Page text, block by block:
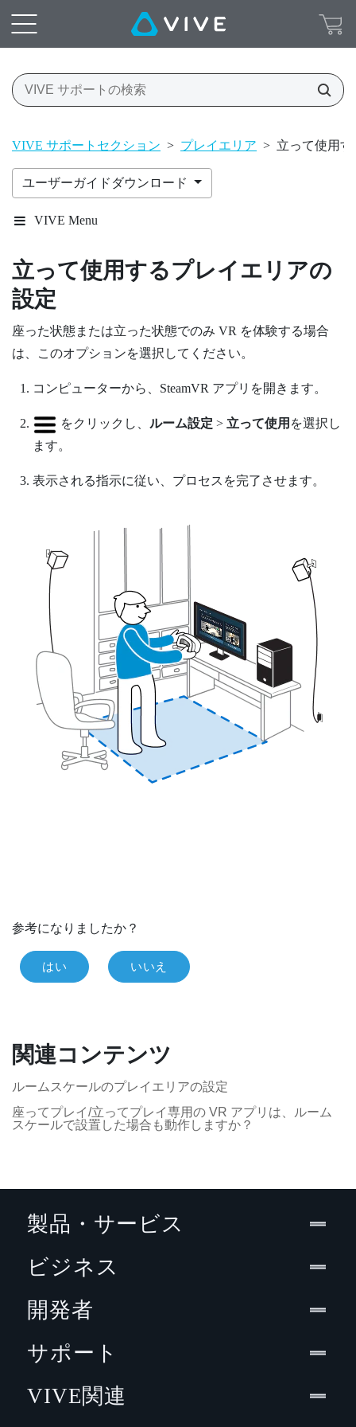
VIVE サポートセクション > プレイエリア > 立って使用
ユーザーガイドダウンロード
VIVE Menu
立って使用するプレイエリアの
設定
座った状態または立った状態でのみ VR を体験する場合
は、このオプションを選択してください。
コンピューターから、 SteamVR アプリを開きます。
をクリックし、 ルーム設定 > 立って使用 を選択し
ます。
表示される指示に従い、プロセスを完了させます。
参考になりましたか？
はい いいえ
関連コンテンツ
ルームスケールのプレイエリアの設定
座ってプレイ/立ってプレイ専用の VR アプリは、ルーム
スケールで設置した場合も動作しますか？
製品・サービス
ビジネス
開発者
サポート
VIVE関連